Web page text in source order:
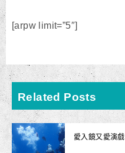
[arpw limit=”5″]
Related Posts
愛入鏡又愛演戲